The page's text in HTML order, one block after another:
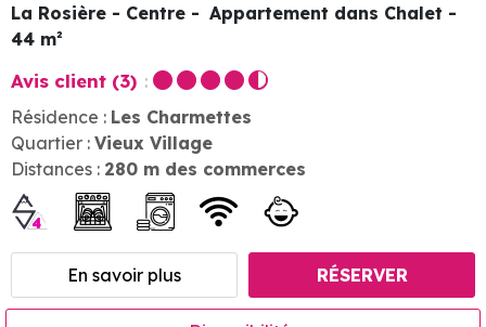
La Rosière - Centre
Appartement dans Chalet
44 m²
Avis client (3)
Résidence : Les Charmettes
Quartier : Vieux Village
Distances : 280 m des commerces
En savoir plus RÉSERVER